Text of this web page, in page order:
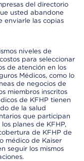
del directorio
usted abandone
enviarle las copias
niveles de
para seleccionar
de atención en los
Médicos, como lo
de negocios de
miembros inscritos
de KFHP tienen
de la salud
que participan
planes de KFHP,
de KFHP de
médico de Kaiser
seguir los mismos